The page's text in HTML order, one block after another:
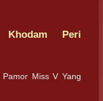
Peri
Miss V Yang